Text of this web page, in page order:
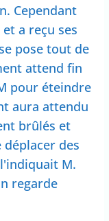
Cependant
a reçu ses
pose tout de
attend fin
pour éteindre
aura attendu
brûlés et
des
M.
regarde